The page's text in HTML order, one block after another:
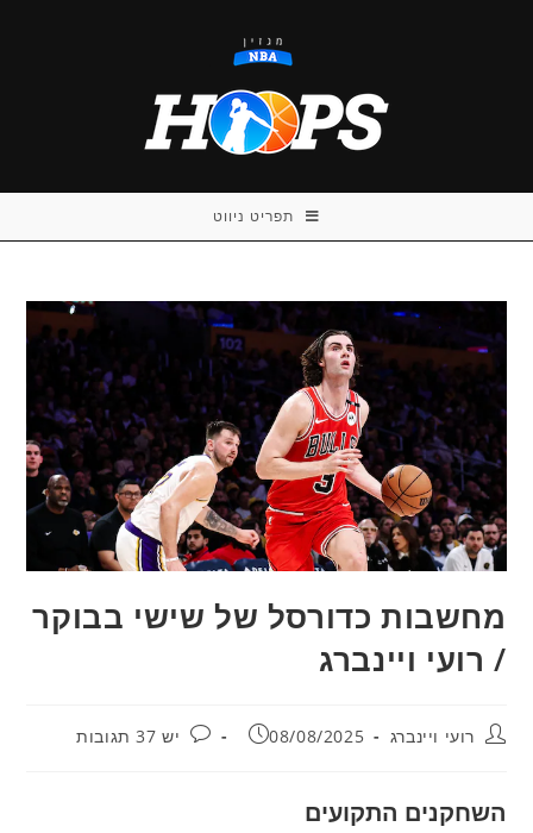
תפריט ניווט
מחשבות כדורסל של שישי בבוקר
/ רועי ויינברג
מחבר:רועי ויינברג פורסם:
08/08/2025 תגובות:
יש 37 תגובות
השחקנים התקועים